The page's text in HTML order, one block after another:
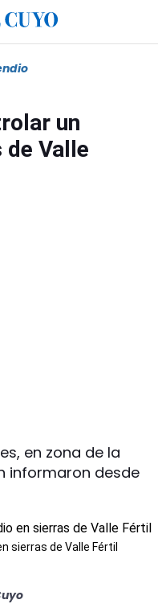
un
de Valle
en zona de la
informaron desde
sierras de Valle Fértil